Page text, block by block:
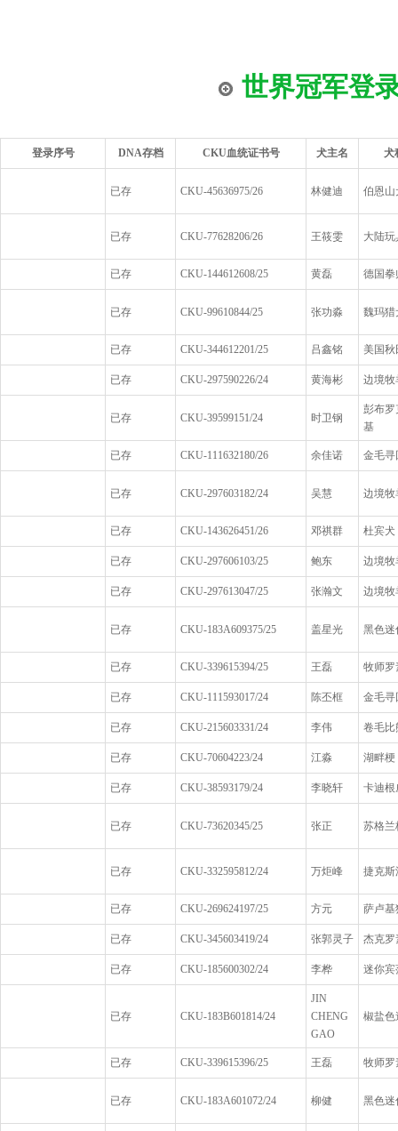
世界冠军登
登录序号 DNA存档 CKU血统证书号 犬主名 犬
已存 CKU-45636975/26 林健迪 伯恩山
已存 CKU-77628206/26 王筱雯 大陆
已存 CKU-144612608/25 黄磊 德国拳
已存 CKU-99610844/25 张功淼 魏玛猎
已存 CKU-344612201/25 吕鑫铭 美国秋
已存 CKU-297590226/24 黄海彬 边境牧
已存 CKU-39599151/24 时卫钢
彭布罗
基
已存 CKU-111632180/26 余佳诺 金毛寻
已存 CKU-297603182/24 吴慧 边境牧
已存 CKU-143626451/26 邓祺群 杜宾犬
已存 CKU-297606103/25 鲍东 边境牧
已存 CKU-297613047/25 张瀚文 边境牧
已存 CKU-183A609375/25 盖星光 黑色迷
已存 CKU-339615394/25 王磊 牧师罗
已存 CKU-111593017/24 陈丕框 金毛寻
已存 CKU-215603331/24 李伟 卷毛比
已存 CKU-70604223/24 江淼 湖畔梗
已存 CKU-38593179/24 李晓轩 卡迪根
已存 CKU-73620345/25 张正 苏格兰
已存 CKU-332595812/24 万炬峰 捷克斯
已存 CKU-269624197/25 方元 萨卢基
已存 CKU-345603419/24 张郭灵子 杰克罗
已存 CKU-185600302/24 李桦 迷你宾
已存 CKU-183B601814/24
JIN
CHENG
GAO
椒盐色
已存 CKU-339615396/25 王磊 牧师罗
已存 CKU-183A601072/24 柳健 黑色迷